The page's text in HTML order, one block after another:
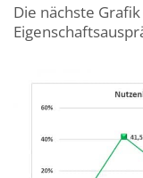
Die nächste